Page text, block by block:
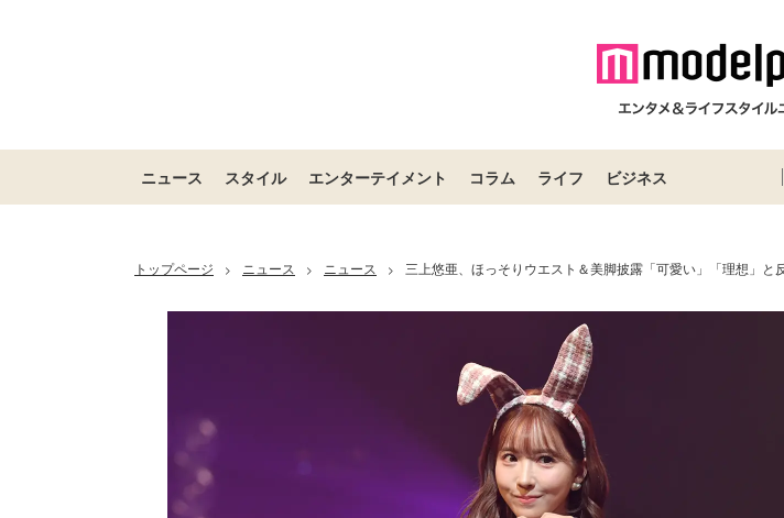
ニュース スタイル エンターテイメント コラム ライフ ビジネス
トップページ > ニュース > ニュース > 三上悠亜、ほっそりウエスト＆美脚披露「可愛い」「理想」と